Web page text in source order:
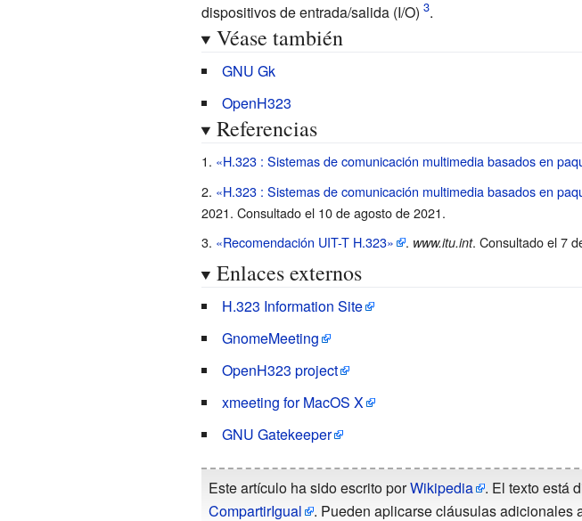
dispositivos de entrada/salida (I/O) .
Véase también
GNU Gk
OpenH323
Referencias
«H.323 : Sistemas de comunicación multimedia basados en
«H.323 : Sistemas de comunicación multimedia basados en
2021. Consultado el 10 de agosto de 2021.
«Recomendación UIT-T H.323»
. www.itu.int. Consultado el 7
Enlaces externos
H.323 Information Site
GnomeMeeting
OpenH323 project
xmeeting for MacOS X
GNU Gatekeeper
Este artículo ha sido escrito porWikipedia . El texto está
CompartirIgual . Pueden aplicarse cláusulas adicionales